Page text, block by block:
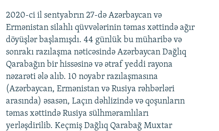
2020-ci il sentyabrın 27-də Azərbaycan və
Ermənistan silahlı qüvvələrinin təmas xəttində ağır
döyüşlər başlamışdı. 44 günlük bu müharibə və
sonrakı razılaşma nəticəsində Azərbaycan Dağlıq
Qarabağın bir hissəsinə və ətraf yeddi rayona
nəzarəti ələ alıb. 10 noyabr razılaşmasına
(Azərbaycan, Ermənistan və Rusiya rəhbərləri
arasında) əsasən, Laçın dəhlizində və qoşunların
təmas xəttində Rusiya sülhməramlıları
yerləşdirilib. Keçmiş Dağlıq Qarabağ Muxtar